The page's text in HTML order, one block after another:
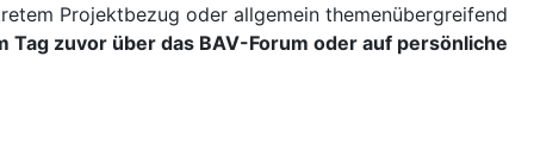
Projektbezug oder allgemein themenübergreifend
zuvor über das BAV-Forum oder auf persönliche